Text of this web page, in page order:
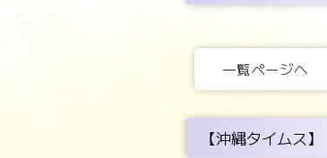
一覧ページへ
【沖縄タイムス